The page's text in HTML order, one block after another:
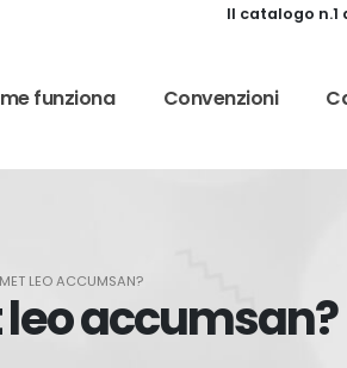
Il catalogo
funziona Convenzioni
LEO ACCUMSAN?
leo accumsan?